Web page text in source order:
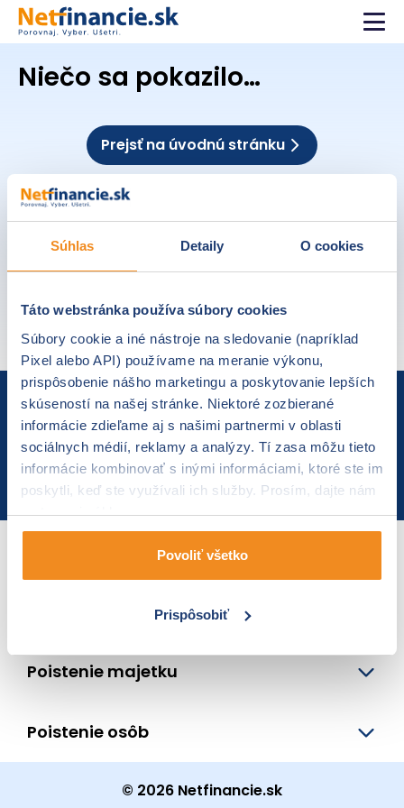
Súhlas Detaily O cookies
Táto webstránka používa súbory cookies
Súbory cookie a iné nástroje na sledovanie (napríklad
Pixel alebo API) používame na meranie výkonu,
prispôsobenie nášho marketingu a poskytovanie lepších
skúseností na našej stránke. Niektoré zozbierané
informácie zdieľame aj s našimi partnermi v oblasti
sociálnych médií, reklamy a analýzy. Tí zasa môžu tieto
informácie kombinovať s inými informáciami, ktoré ste im
poskytli, keď ste využívali ich služby. Prosím, dajte nám
na to svoj súhlas.
Povoliť všetko
Prispôsobiť
Niečo sa pokazilo…
Prejsť na úvodnú stránku
Napíšte nám
info@netfinancie.sk
Zavolajte nám
0850 555 000
Cestovné poistenie
Poistenie majetku
Poistenie osôb
© 2026 Netfinancie.sk